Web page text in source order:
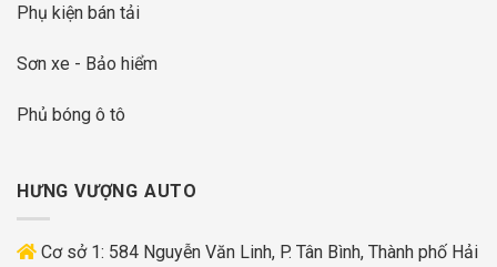
Phụ kiện bán tải
Sơn xe - Bảo hiểm
Phủ bóng ô tô
HƯNG VƯỢNG AUTO
Cơ sở 1: 584 Nguyễn Văn Linh, P. Tân Bình, Thành phố Hải